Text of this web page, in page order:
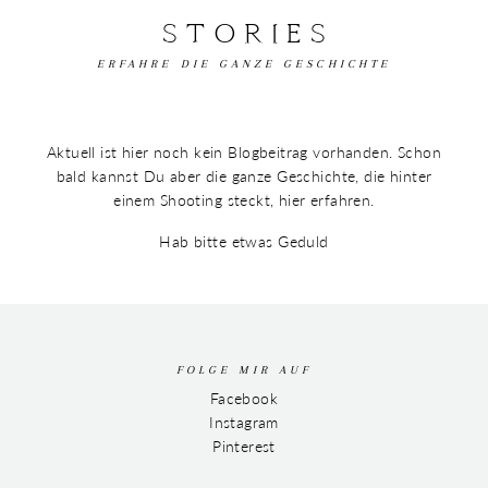
STORIES
ERFAHRE DIE GANZE GESCHICHTE
Aktuell ist hier noch kein Blogbeitrag vorhanden. Schon
bald kannst Du aber die ganze Geschichte, die hinter
einem Shooting steckt, hier erfahren.
Hab bitte etwas Geduld
FOLGE MIR AUF
Facebook
Instagram
Pinterest